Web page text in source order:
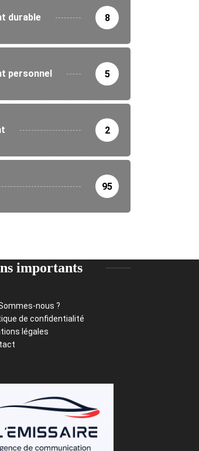
durable 8
personnel 5
2
95
importants
nous ?
de confidentialité
légales